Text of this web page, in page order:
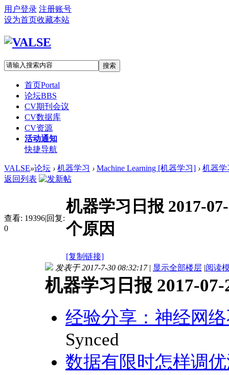
用户登录 注册账号
设为首页收藏本站
搜索
首页Portal
论坛BBS
CV期刊会议
CV数据库
CV资源
活动通知
快捷导航
VALSE»论坛 › 机器学习 › Machine Learning [机器学习] › 机器学
返回列表
查看: 19396|回复:
0
机器学习日报 2017-
个原因
[复制链接]
发表于 2017-7-30 08:32:17 | 显示全部楼层 |阅读
机器学习日报 2017-07-
经验分享：神经网
Synced
数据有限时怎样调